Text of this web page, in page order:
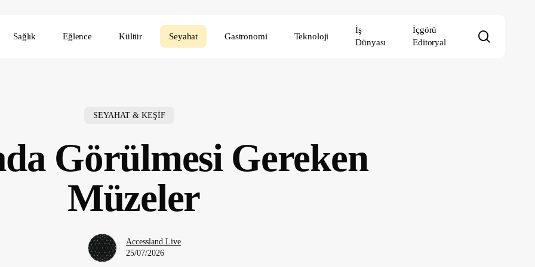
Sağlık Eğlence Kültür Seyahat Gastronomi Teknoloji
İş
Dünyası
İçgörü
Editoryal
SEYAHAT & KEŞİF
Görülmesi Gereken
Müzeler
Accessland.Live
25/07/2026